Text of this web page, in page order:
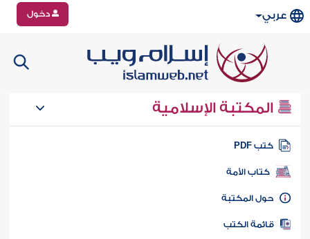
عربي دخول
المكتبة الإسلامية
كتب PDF
كتاب الأمة
المكتبة